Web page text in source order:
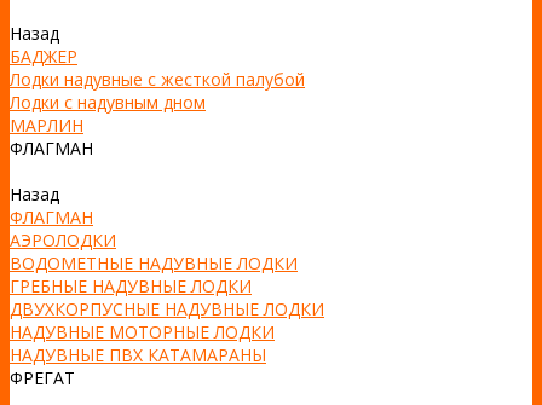
Назад
БАДЖЕР
Лодки надувные с жесткой палубой
Лодки с надувным дном
МАРЛИН
ФЛАГМАН
Назад
ФЛАГМАН
АЭРОЛОДКИ
ВОДОМЕТНЫЕ НАДУВНЫЕ ЛОДКИ
ГРЕБНЫЕ НАДУВНЫЕ ЛОДКИ
ДВУХКОРПУСНЫЕ НАДУВНЫЕ ЛОДКИ
НАДУВНЫЕ МОТОРНЫЕ ЛОДКИ
НАДУВНЫЕ ПВХ КАТАМАРАНЫ
ФРЕГАТ